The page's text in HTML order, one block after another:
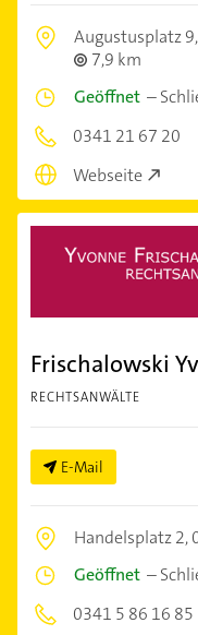
Augustusplatz 9,
7,9 km
Geöffnet –
0341 21 67 20
Webseite
Frischalowski
RECHTSANWÄLTE
E-Mail
Handelsplatz 2,
Geöffnet –
0341 5 86 16 85